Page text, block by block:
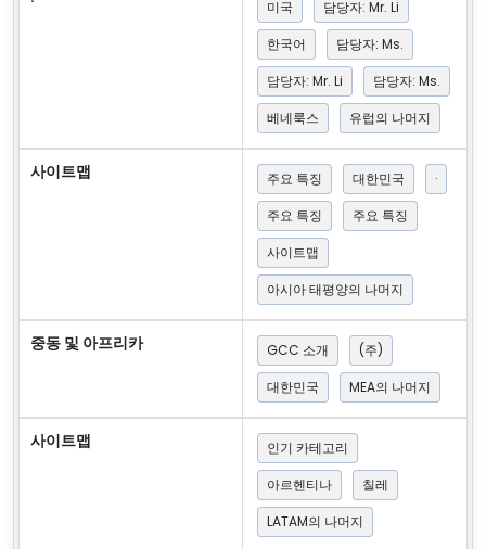
미국
담당자: Mr. Li
한국어
담당자: Ms.
담당자: Mr. Li
담당자: Ms.
베네룩스
유럽의 나머지
사이트맵 주요 특징 대한민국
·
주요 특징
주요 특징
사이트맵
아시아 태평양의 나머지
중동 및 아프리카 GCC 소개
(주)
대한민국
MEA의 나머지
사이트맵
인기 카테고리
아르헨티나
칠레
LATAM의 나머지